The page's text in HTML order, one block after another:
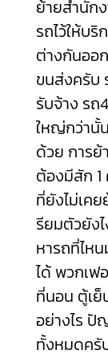
ย้ายสำนัก
รถไว้ให้บ
ต่างกันออ
ขนส่งครับ
รับจ้าง รถ
ใหญ่กว่านั้
ด้วย การย้
ต้องมีสัก 1
ที่ยังไม่เค
รียมตัวยัง
หารถที่ไห
ได้ พวกเฟ
ที่นอน ตู้เย็
อย่างไร ปั
ทั้งหมดครั